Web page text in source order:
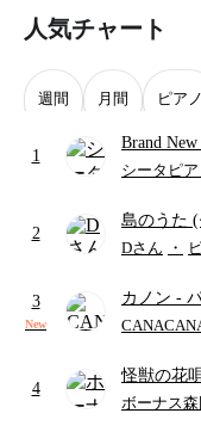
人気チャート
週間 月間 ピアノ
1
Brand New
APPLE
シータピア
2
島のうた
セイレー
ード・ペ
かわ 人魚
Dさん ・
3
New
カノン -
4
怪獣の花
ードパー
ボーナス森